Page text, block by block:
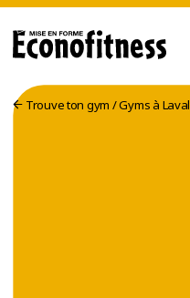
Trouve ton gym /Gyms à Laval